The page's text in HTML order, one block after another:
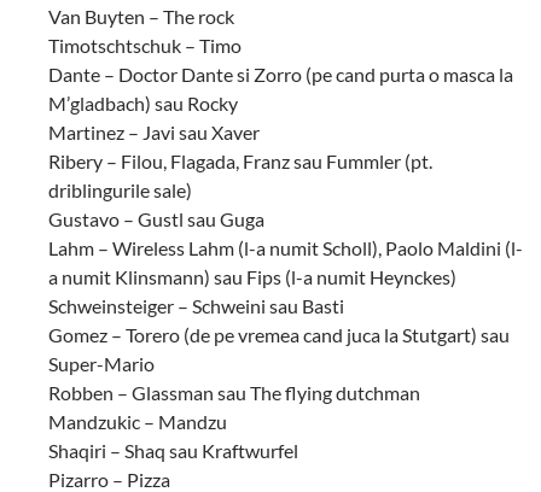
Van Buyten – The rock
Timotschtschuk – Timo
Dante – Doctor Dante si Zorro (pe cand purta o masca la
M’gladbach) sau Rocky
Martinez – Javi sau Xaver
Ribery – Filou, Flagada, Franz sau Fummler (pt.
driblingurile sale)
Gustavo – Gustl sau Guga
Lahm – Wireless Lahm (l-a numit Scholl), Paolo Maldini (l-
a numit Klinsmann) sau Fips (l-a numit Heynckes)
Schweinsteiger – Schweini sau Basti
Gomez – Torero (de pe vremea cand juca la Stutgart) sau
Super-Mario
Robben – Glassman sau The flying dutchman
Mandzukic – Mandzu
Shaqiri – Shaq sau Kraftwurfel
Pizarro – Pizza